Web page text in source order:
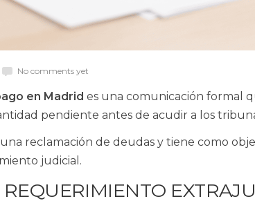
No comments yet
en Madrid es una comunicación formal
pendiente antes de acudir a los
reclamación de deudas y tiene como
judicial.